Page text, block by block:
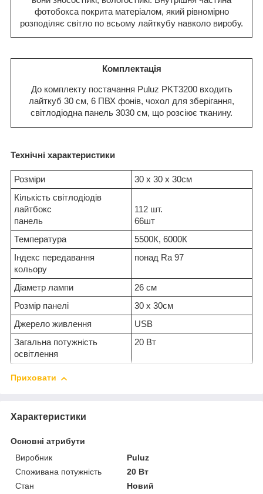
фотобокса покрита матеріалом, який рівномірно
розподіляє світло по всьому лайткубу навколо виробу.
Комплектація
До комплекту постачання Puluz PKT3200 входить
лайткуб 30 см, 6 ПВХ фонів, чохол для зберігання,
світлодіодна панель 3030 см, що розсіює тканину.
Технічні характеристики
Розміри
30 х 30 х 30см
Кількість світлодіодів
лайтбокс
панель
112 шт.
66шт
Температура
5500К, 6000К
Індекс передавання
кольору
понад Ra 97
Діаметр лампи
26 см
Розмір панелі
30 х 30см
Джерело живлення
USB
Загальна потужність
освітлення
20 Вт
Приховати
Характеристики
Основні атрибути
Виробник
Puluz
Споживана потужність
20 Вт
Стан
Новий